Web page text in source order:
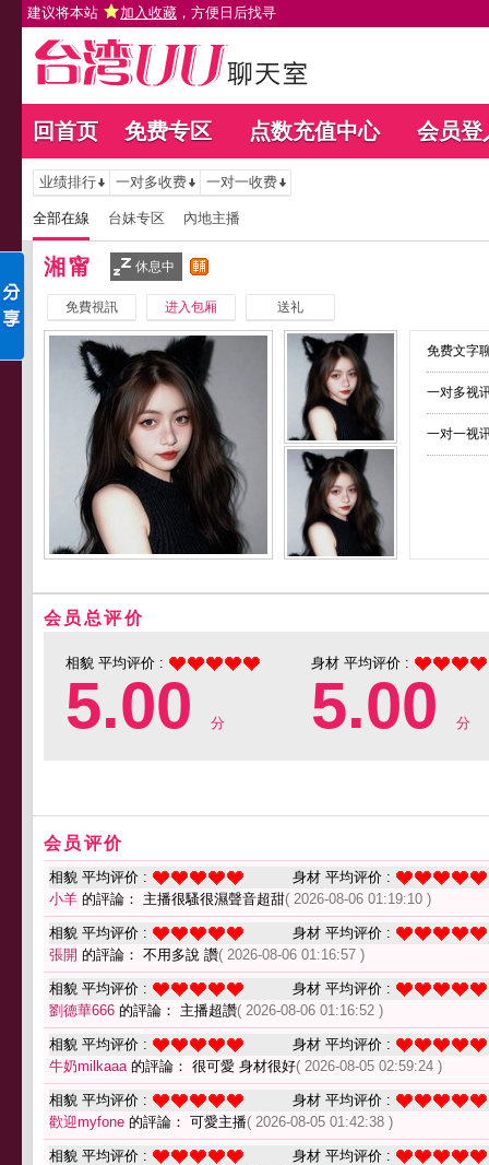
建议将本站 加入收藏 ，方便日后找寻
回首页 免费专区 点数充值中心 会员登
业绩排行 一对多收费 一对一收费
全部在線 台妹专区 內地主播
湘甯 休息中
免費視訊 进入包厢 送礼
免费文字
一对多视
一对一视
会员总评价
相貌 平均评价 :
5.00 分
身材 平均评价 :
5.00 分
会员评价
相貌 平均评价 :
身材 平均评价 :
小羊 的評論： 主播很騷很濕聲音超甜( 2026-08-06 01:19:10 )
相貌 平均评价 :
身材 平均评价 :
張開 的評論： 不用多說 讚( 2026-08-06 01:16:57 )
相貌 平均评价 :
身材 平均评价 :
劉德華666 的評論： 主播超讚( 2026-08-06 01:16:52 )
相貌 平均评价 :
身材 平均评价 :
牛奶milkaaa的評論： 很可愛 身材很好( 2026-08-05 02:59:24 )
相貌 平均评价 :
身材 平均评价 :
歡迎myfone 的評論： 可愛主播( 2026-08-05 01:42:38 )
相貌 平均评价 :
身材 平均评价 :